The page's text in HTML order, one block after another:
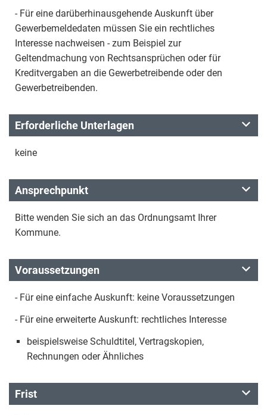
- Für eine darüberhinausgehende Auskunft über
Gewerbemeldedaten müssen Sie ein rechtliches
Interesse nachweisen - zum Beispiel zur
Geltendmachung von Rechtsansprüchen oder für
Kreditvergaben an die Gewerbetreibende oder den
Gewerbetreibenden.
Erforderliche Unterlagen
keine
Ansprechpunkt
Bitte wenden Sie sich an das Ordnungsamt Ihrer
Kommune.
Voraussetzungen
- Für eine einfache Auskunft: keine Voraussetzungen
- Für eine erweiterte Auskunft: rechtliches Interesse
beispielsweise Schuldtitel, Vertragskopien,
Rechnungen oder Ähnliches
Frist